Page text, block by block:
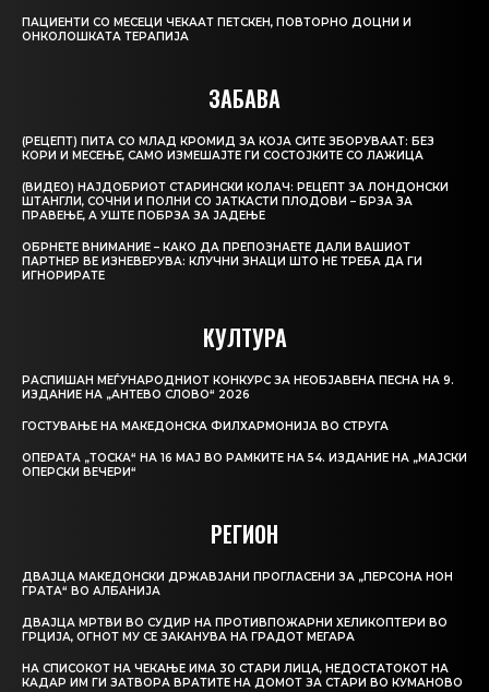
ПАЦИЕНТИ СО МЕСЕЦИ ЧЕКААТ ПЕТСКЕН, ПОВТОРНО ДОЦНИ И
ОНКОЛОШКАТА ТЕРАПИЈА
ЗАБАВА
(РЕЦЕПТ) ПИТА СО МЛАД КРОМИД ЗА КОЈА СИТЕ ЗБОРУВААТ: БЕЗ
КОРИ И МЕСЕЊЕ, САМО ИЗМЕШАЈТЕ ГИ СОСТОЈКИТЕ СО ЛАЖИЦА
(ВИДЕО) НАЈДОБРИОТ СТАРИНСКИ КОЛАЧ: РЕЦЕПТ ЗА ЛОНДОНСКИ
ШТАНГЛИ, СОЧНИ И ПОЛНИ СО ЈАТКАСТИ ПЛОДОВИ – БРЗА ЗА
ПРАВЕЊЕ, А УШТЕ ПОБРЗА ЗА ЈАДЕЊЕ
ОБРНЕТЕ ВНИМАНИЕ – КАКО ДА ПРЕПОЗНАЕТЕ ДАЛИ ВАШИОТ
ПАРТНЕР ВЕ ИЗНЕВЕРУВА: КЛУЧНИ ЗНАЦИ ШТО НЕ ТРЕБА ДА ГИ
ИГНОРИРАТЕ
КУЛТУРА
РАСПИШАН МЕЃУНАРОДНИОТ КОНКУРС ЗА НЕОБЈАВЕНА ПЕСНА НА 9.
ИЗДАНИЕ НА „АНТЕВО СЛОВО“ 2026
ГОСТУВАЊЕ НА МАКЕДОНСКА ФИЛХАРМОНИЈА ВО СТРУГА
ОПЕРАТА „ТОСКА“ НА 16 МАЈ ВО РАМКИТЕ НА 54. ИЗДАНИЕ НА „МАЈСКИ
ОПЕРСКИ ВЕЧЕРИ“
РЕГИОН
ДВАЈЦА МАКЕДОНСКИ ДРЖАВЈАНИ ПРОГЛАСЕНИ ЗА „ПЕРСОНА НОН
ГРАТА“ ВО АЛБАНИЈА
ДВАЈЦА МРТВИ ВО СУДИР НА ПРОТИВПОЖАРНИ ХЕЛИКОПТЕРИ ВО
ГРЦИЈА, ОГНОТ МУ СЕ ЗАКАНУВА НА ГРАДОТ МЕГАРА
НА СПИСОКОТ НА ЧЕКАЊЕ ИМА 30 СТАРИ ЛИЦА, НЕДОСТАТОКОТ НА
КАДАР ИМ ГИ ЗАТВОРА ВРАТИТЕ НА ДОМОТ ЗА СТАРИ ВО КУМАНОВО